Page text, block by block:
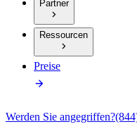
Partner
Ressourcen
Preise
Werden Sie angegriffen?